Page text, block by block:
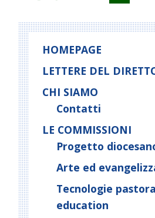
HOMEPAGE
LETTERE DEL
CHI SIAMO
Contatti
LE COMMISSIONI
Progetto
Arte ed
Tecnologie
education